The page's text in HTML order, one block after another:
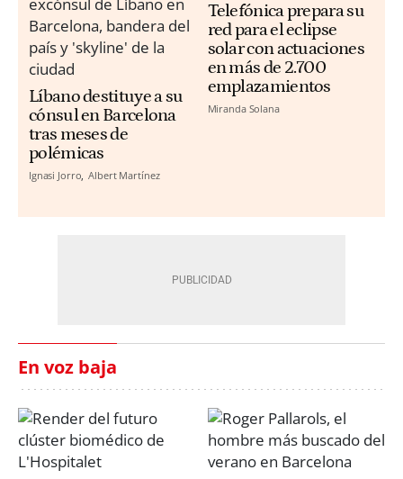
Líbano destituye a su
cónsul en Barcelona
tras meses de
polémicas
Ignasi Jorro Albert Martínez
Telefónica prepara su
red para el eclipse
solar con actuaciones
en más de 2.700
emplazamientos
Miranda Solana
En voz baja